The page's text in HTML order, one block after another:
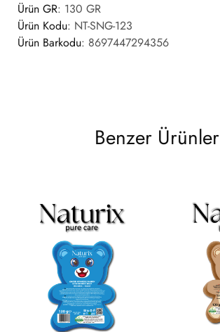
Ürün GR: 130 GR
Ürün Kodu: NT-SNG-123
Ürün Barkodu: 8697447294356
Benzer Ürünler